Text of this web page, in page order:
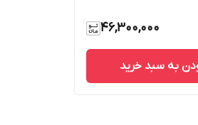
46,300,000
به سبد خرید